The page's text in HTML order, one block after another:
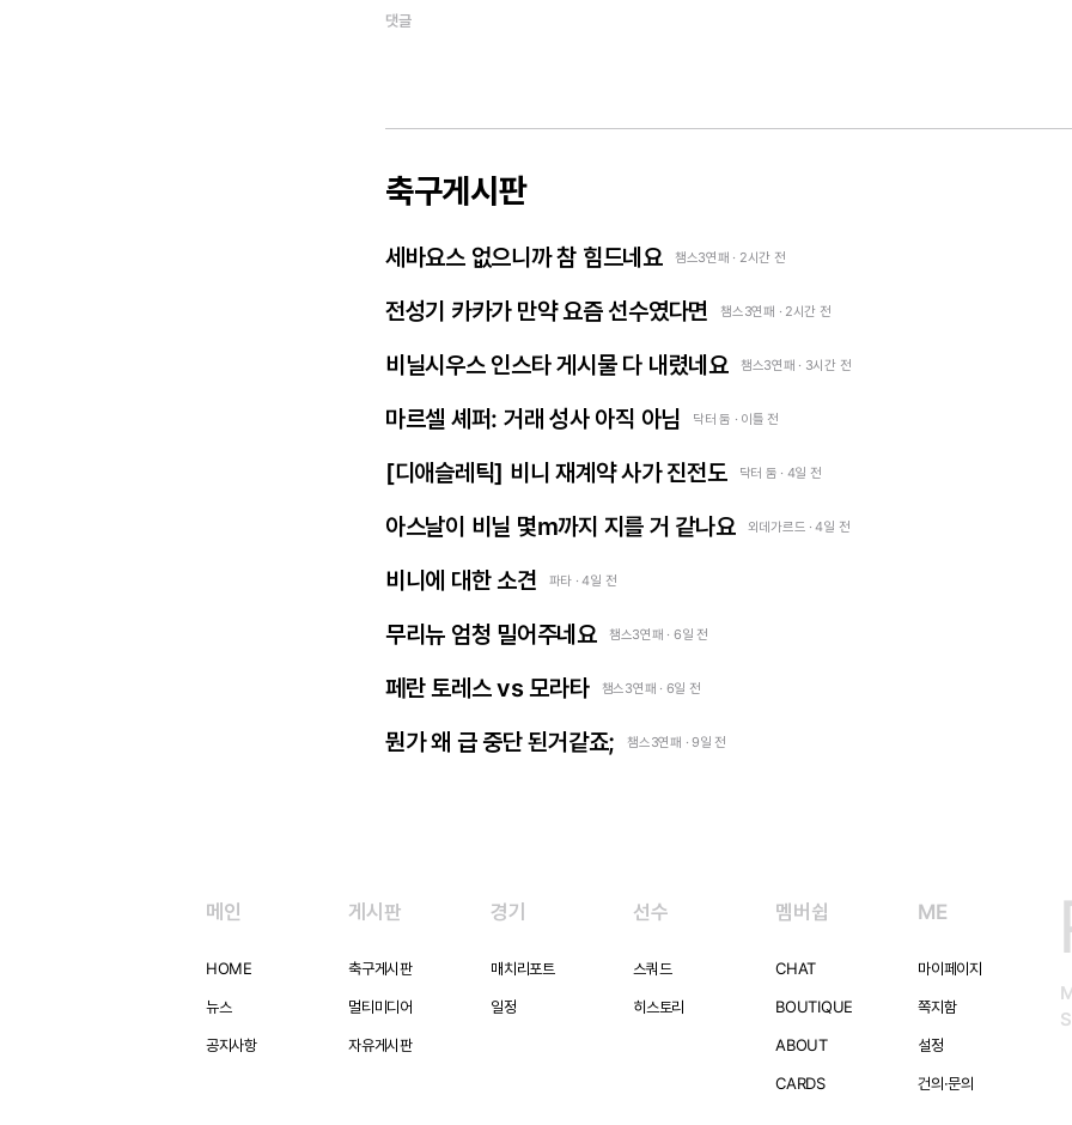
댓글
축구게시판
세바요스 없으니까 참 힘드네요 챔스3연패 · 2시간 전
전성기 카카가 만약 요즘 선수였다면 챔스3연패 · 2시간 전
비닐시우스 인스타 게시물 다 내렸네요 챔스3연패 · 3시간 전
마르셀 셰퍼: 거래 성사 아직 아님 닥터 둠 · 이틀 전
[디애슬레틱] 비니 재계약 사가 진전도 닥터 둠 · 4일 전
아스날이 비닐 몇m까지 지를 거 같나요 외데가르드 · 4일 전
비니에 대한 소견 파타 · 4일 전
무리뉴 엄청 밀어주네요 챔스3연패 · 6일 전
페란 토레스 vs 모라타 챔스3연패 · 6일 전
뭔가 왜 급 중단 된거같죠; 챔스3연패 · 9일 전
메인
HOME
뉴스
공지사항
게시판
축구게시판
멀티미디어
자유게시판
경기
매치리포트
일정
선수
스쿼드
히스토리
멤버쉽
CHAT
BOUTIQUE
ABOUT
CARDS
ME
마이페이지
쪽지함
설정
건의·문의